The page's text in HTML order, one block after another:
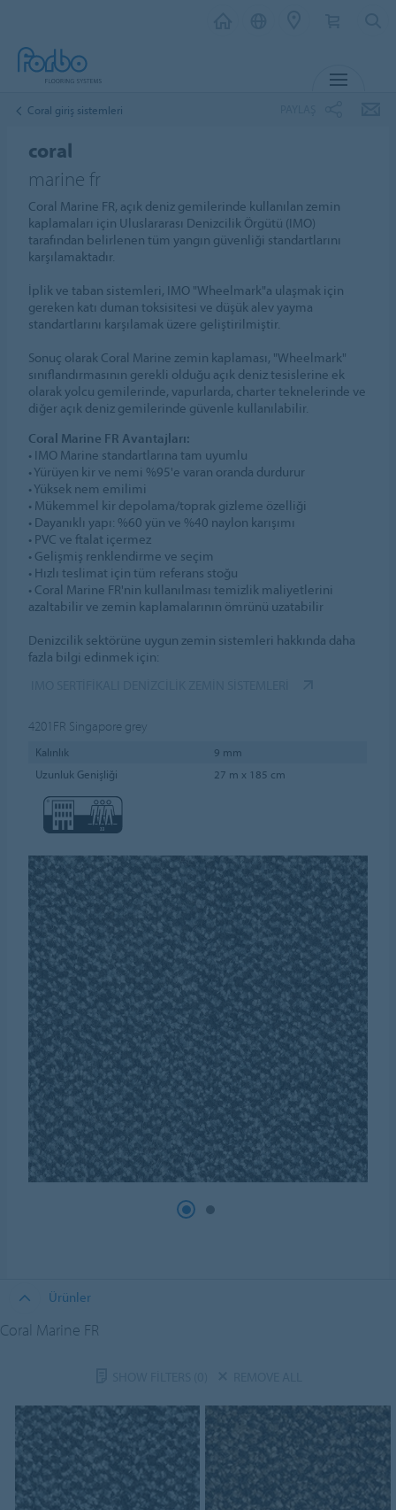
Coral giriş sistemleri
coral
marine fr
Coral Marine FR, açık deniz gemilerinde kullanılan zemin
kaplamaları için Uluslararası Denizcilik Örgütü (IMO)
tarafından belirlenen tüm yangın güvenliği standartlarını
karşılamaktadır.
İplik ve taban sistemleri, IMO "Wheelmark"a ulaşmak için
gereken katı duman toksisitesi ve düşük alev yayma
standartlarını karşılamak üzere geliştirilmiştir.
Sonuç olarak Coral Marine zemin kaplaması, "Wheelmark"
sınıflandırmasının gerekli olduğu açık deniz tesislerine ek
olarak yolcu gemilerinde, vapurlarda, charter teknelerinde ve
diğer açık deniz gemilerinde güvenle kullanılabilir.
Coral Marine FR Avantajları:
• IMO Marine standartlarına tam uyumlu
• Yürüyen kir ve nemi %95'e varan oranda durdurur
• Yüksek nem emilimi
• Mükemmel kir depolama/toprak gizleme özelliği
• Dayanıklı yapı: %60 yün ve %40 naylon karışımı
• PVC ve ftalat içermez
• Gelişmiş renklendirme ve seçim
• Hızlı teslimat için tüm referans stoğu
• Coral Marine FR'nin kullanılması temizlik maliyetlerini
azaltabilir ve zemin kaplamalarının ömrünü uzatabilir
Denizcilik sektörüne uygun zemin sistemleri hakkında daha
fazla bilgi edinmek için:
4201FR Singapore grey
Kalınlık
9 mm
Uzunluk Genişliği
27 m x 185 cm
Ürünler
Coral Marine FR